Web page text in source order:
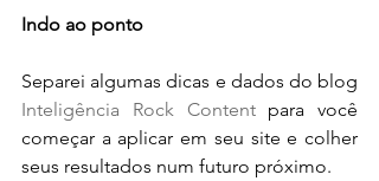
Indo ao ponto
Inteligência Rock Content para você
começar a aplicar em seu site e colher
seus resultados num futuro próximo.